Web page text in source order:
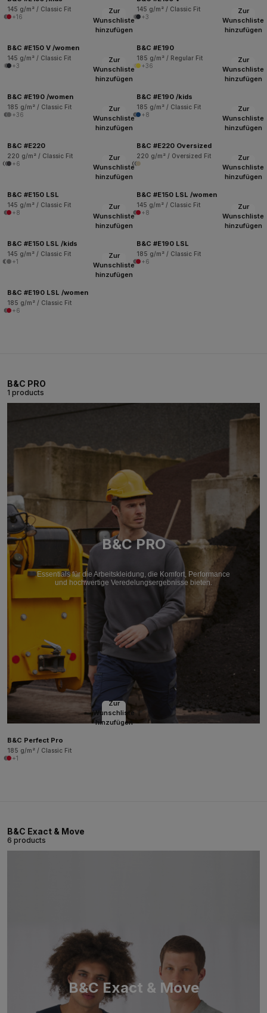
145 g/m² / Classic Fit
+16
145 g/m² / Classic Fit
+3
Zur
Wunschliste
hinzufügen
B&C #E150 V /women
145 g/m² / Classic Fit
+3
Zur
Wunschliste
hinzufügen
B&C #E190
185 g/m² / Regular Fit
+36
Zur
Wunschliste
hinzufügen
B&C #E190 /women
185 g/m² / Classic Fit
+36
Zur
Wunschliste
hinzufügen
B&C #E190 /kids
185 g/m² / Classic Fit
+8
Zur
Wunschliste
hinzufügen
B&C #E220
220 g/m² / Classic Fit
+6
Zur
Wunschliste
hinzufügen
B&C #E220 Oversized
220 g/m² / Oversized Fit
Zur
Wunschliste
hinzufügen
B&C #E150 LSL
145 g/m² / Classic Fit
+8
Zur
Wunschliste
hinzufügen
B&C #E150 LSL /women
145 g/m² / Classic Fit
+8
Zur
Wunschliste
hinzufügen
B&C #E150 LSL /kids
145 g/m² / Classic Fit
+1
Zur
Wunschliste
hinzufügen
B&C #E190 LSL
185 g/m² / Classic Fit
+6
Zur
Wunschliste
hinzufügen
B&C #E190 LSL /women
185 g/m² / Classic Fit
+6
B&C PRO
1 products
B&C PRO
Essentials für die Arbeitskleidung, die Komfort, Performance
und hochwertige Veredelungsergebnisse bieten.
Zur
Wunschliste
hinzufügen
B&C Perfect Pro
185 g/m² / Classic Fit
+1
B&C Exact & Move
6 products
B&C Exact & Move